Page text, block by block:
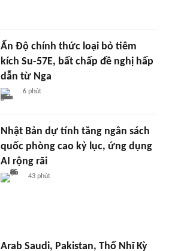
Ấn Độ chính thức loại bỏ tiêm
kích Su-57E, bất chấp đề nghị hấp
dẫn từ Nga
6 phút
Nhật Bản dự tính tăng ngân sách
quốc phòng cao kỷ lục, ứng dụng
AI rộng rãi
43 phút
Arab Saudi, Pakistan, Thổ Nhĩ Kỳ